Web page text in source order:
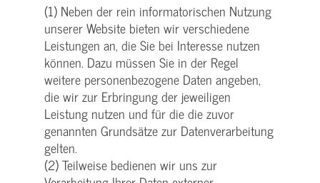
(1) Neben der rein informatorischen Nutzung
unserer Website bieten wir verschiedene
Leistungen an, die Sie bei Interesse nutzen
können. Dazu müssen Sie in der Regel
weitere personenbezogene Daten angeben,
die wir zur Erbringung der jeweiligen
Leistung nutzen und für die die zuvor
genannten Grundsätze zur Datenverarbeitung
gelten.
(2) Teilweise bedienen wir uns zur